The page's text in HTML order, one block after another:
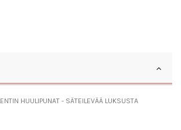
HUULIPUNAT - SÄTEILEVÄÄ LUKSUSTA